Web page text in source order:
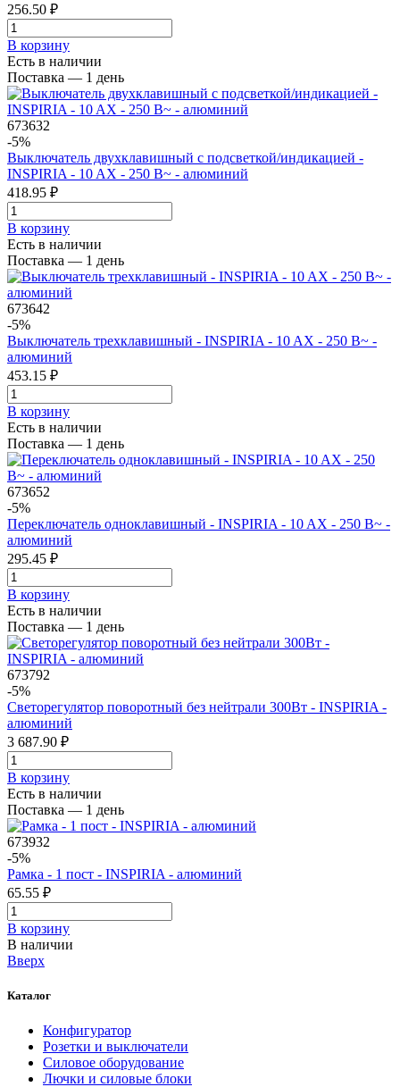
256.50 ₽
В корзинy
Есть в наличии
Поставка — 1 день
673632
-5%
Выключатель двухклавишный с подсветкой/индикацией -
INSPIRIA - 10 AX - 250 В~ - алюминий
418.95 ₽
В корзинy
Есть в наличии
Поставка — 1 день
673642
-5%
Выключатель трехклавишный - INSPIRIA - 10 AX - 250 В~ -
алюминий
453.15 ₽
В корзинy
Есть в наличии
Поставка — 1 день
673652
-5%
Переключатель одноклавишный - INSPIRIA - 10 AX - 250 В~ -
алюминий
295.45 ₽
В корзинy
Есть в наличии
Поставка — 1 день
673792
-5%
Светорегулятор поворотный без нейтрали 300Вт - INSPIRIA -
алюминий
3 687.90 ₽
В корзинy
Есть в наличии
Поставка — 1 день
673932
-5%
Рамка - 1 пост - INSPIRIA - алюминий
65.55 ₽
В корзинy
В наличии
Вверх
Каталог
Конфигуратор
Розетки и выключатели
Силовое оборудование
Лючки и силовые блоки